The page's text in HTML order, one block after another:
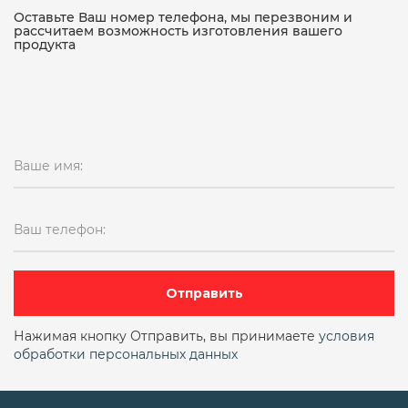
15кч18п чугунный
15кч18п чугунный муфтовый
15кч19п ду32 ру16
15нж11бк 15нж13бк 15нж13бк ду6
15нж22нж 15нж22п 15нж40п
Оставьте Ваш номер телефона, мы перезвоним и
рассчитаем возможность изготовления вашего
продукта
Ваше имя:
Ваш телефон:
Отправить
Нажимая кнопку Отправить, вы принимаете условия
обработки персональных данных